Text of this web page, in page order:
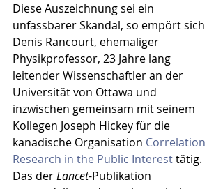
Diese Auszeichnung sei ein
unfassbarer Skandal, so empört sich
Denis Rancourt, ehemaliger
Physikprofessor, 23 Jahre lang
leitender Wissenschaftler an der
Universität von Ottawa und
inzwischen gemeinsam mit seinem
Kollegen Joseph Hickey für die
kanadische Organisation Correlation
Research in the Public Interest tätig.
Das der Lancet-Publikation